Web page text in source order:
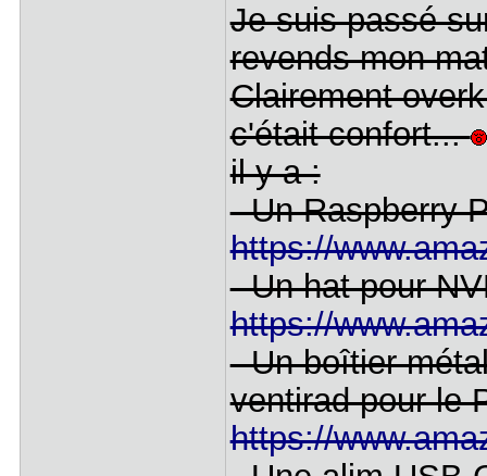
Je suis passé
revends mon
Clairement
c'était confort...
il y a :
- Un Raspberry
https://
- Un hat pour
https://
- Un boîtier
ventirad pour le
https://